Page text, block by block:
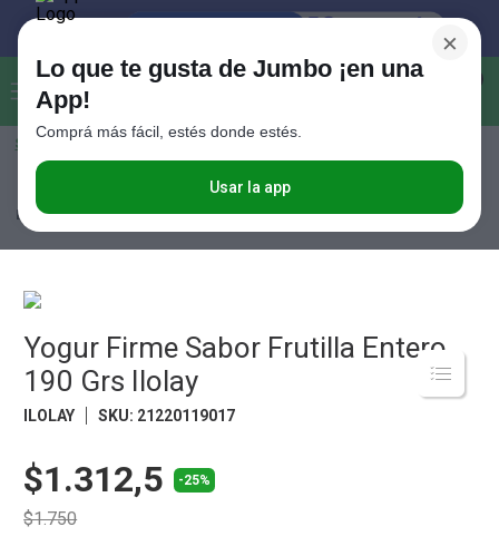
Buscar...
Seleccioná el método de entrega
×
Lo que te gusta de Jumbo ¡en una
App!
Comprá más fácil, estés donde estés.
Usar la app
Yogures Enteros
Yogur Firme Sabor Frutilla
Entero 190 Grs Ilolay
Yogur Firme Sabor Frutilla Entero
190 Grs Ilolay
ILOLAY SKU: 21220119017
$1.312,5 -25%
$1.750
Términos más buscados
.
Valijas
Cerveza
Galletitas
Yerba
Juguetes